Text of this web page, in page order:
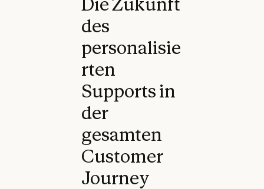
des
personalisie
rten
Supports in
der
gesamten
Customer
Journey